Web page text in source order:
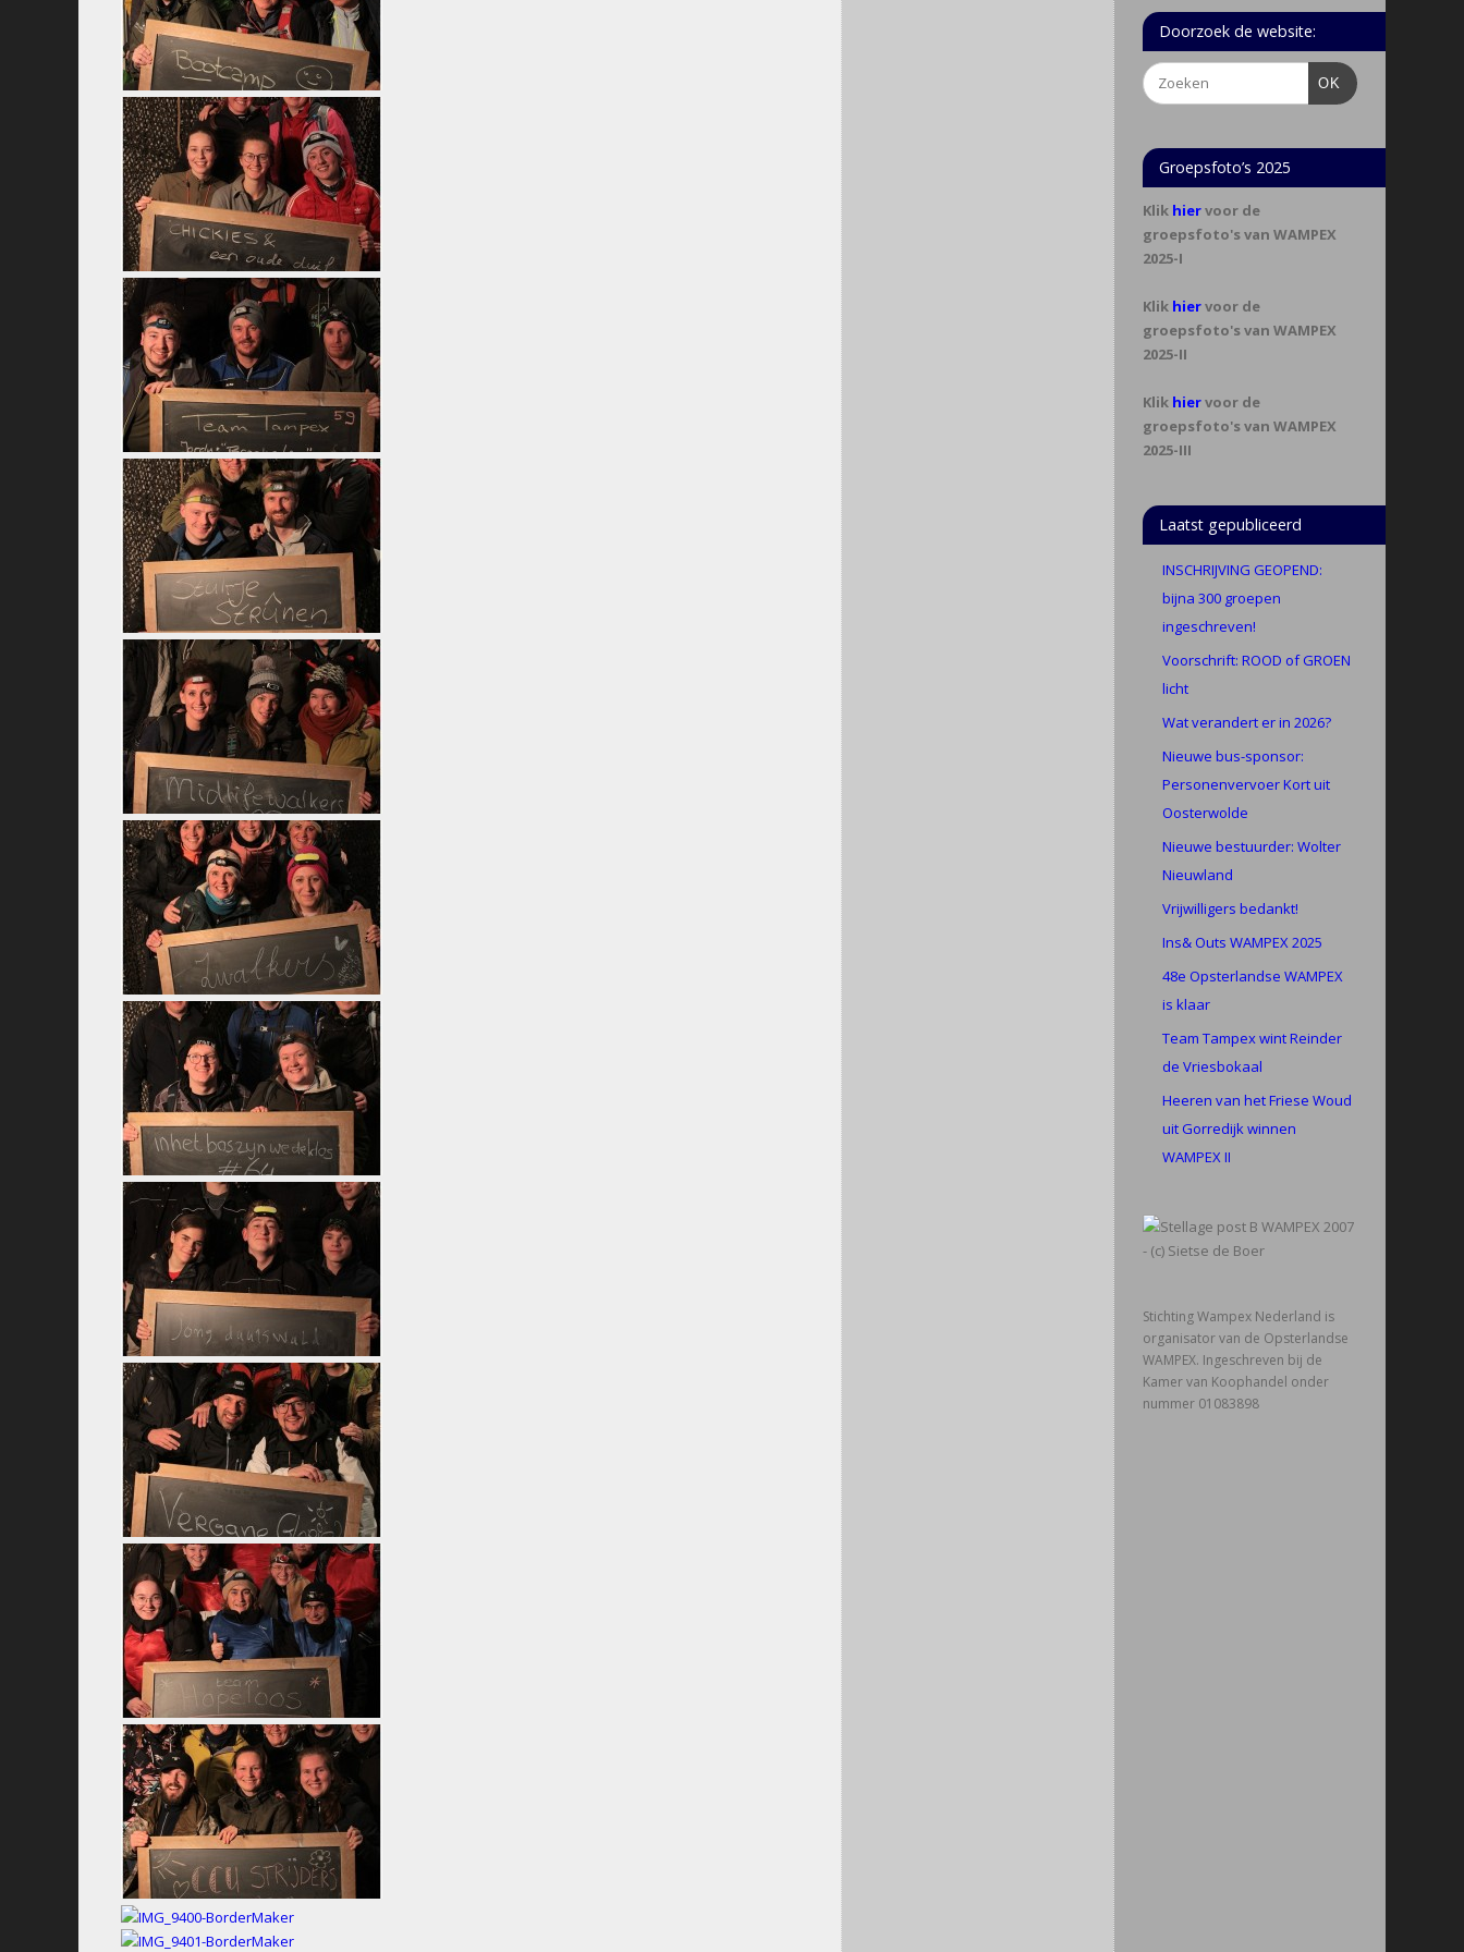
Doorzoek de website:
OK
Groepsfoto’s 2025
Klik hiervoor de
groepsfoto's van WAMPEX
2025-I
Klik hiervoor de
groepsfoto's van WAMPEX
2025-II
Klik hiervoor de
groepsfoto's van WAMPEX
2025-III
Laatst gepubliceerd
INSCHRIJVING GEOPEND:
bijna 300 groepen
ingeschreven!
Voorschrift: ROOD of GROEN
licht
Wat verandert er in 2026?
Nieuwe bus-sponsor:
Personenvervoer Kort uit
Oosterwolde
Nieuwe bestuurder: Wolter
Nieuwland
Vrijwilligers bedankt!
Ins& Outs WAMPEX 2025
48e Opsterlandse WAMPEX
is klaar
Team Tampex wint Reinder
de Vriesbokaal
Heeren van het Friese Woud
uit Gorredijk winnen
WAMPEX II
Stichting Wampex Nederland is
organisator van de Opsterlandse
WAMPEX. Ingeschreven bij de
Kamer van Koophandel onder
nummer 01083898